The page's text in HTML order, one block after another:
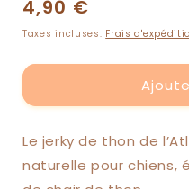
quantité
Jerky
de
Jerky
de
thon
Prix
habituel
4,90 €
Taxes incluses. Frais
Le jerkyde thon de
naturelle pour chiens,